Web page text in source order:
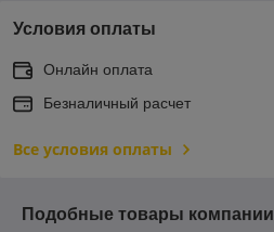
Условия оплаты
Онлайн оплата
Безналичный расчет
Все условия оплаты
Подобные товары компании